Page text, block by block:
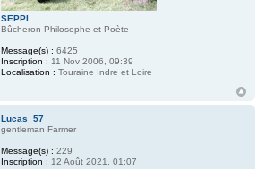
SEPPI
Bûcheron Philosophe et Poète
Message(s) : 6425
Inscription : 11 Nov 2006, 09:39
Localisation : Touraine Indre et Loire
Lucas_57
gentleman Farmer
Message(s) : 229
Inscription : 12 Août 2021, 01:07